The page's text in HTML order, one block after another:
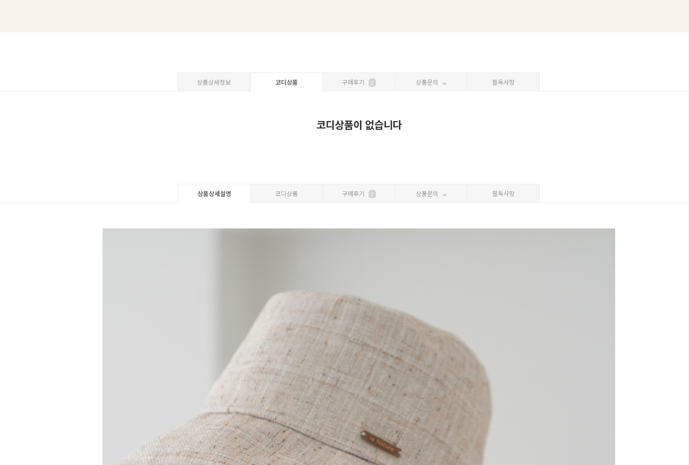
상품상세정보 코디상품 구매후기 0 상품문의 필독사항
코디상품이 없습니다
상품상세설명 코디상품 구매후기 0 상품문의 필독사항